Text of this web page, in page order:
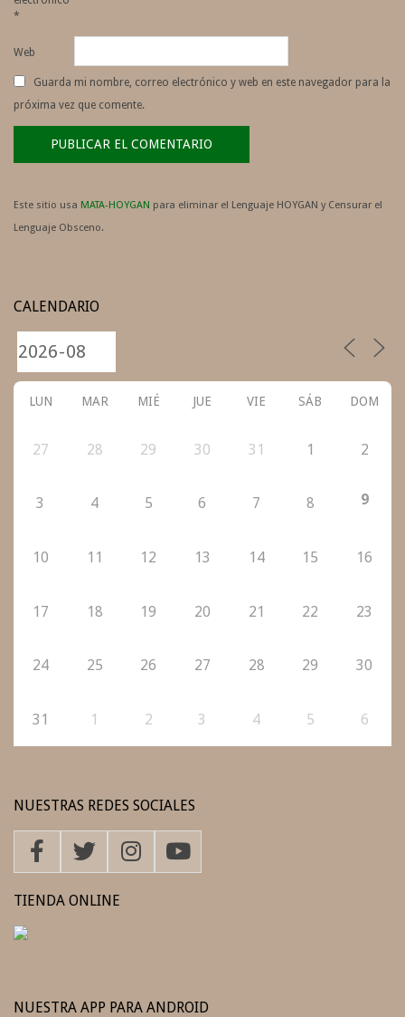
*
Web
Guarda mi nombre, correo electrónico y web en este navegador para la
próxima vez que comente.
Este sitio usa MATA-HOYGAN para eliminar el Lenguaje HOYGAN y Censurar el
Lenguaje Obsceno.
CALENDARIO
LUN MAR MIÉ JUE VIE SÁB DOM
27 28 29 30 31 1 2
3 4 5 6 7 8 9
10 11 12 13 14 15 16
17 18 19 20 21 22 23
24 25 26 27 28 29 30
31 1 2 3 4 5 6
NUESTRAS REDES SOCIALES
TIENDA ONLINE
NUESTRA APP PARA ANDROID